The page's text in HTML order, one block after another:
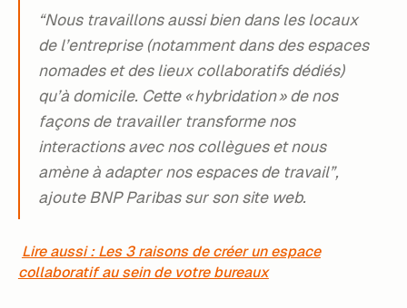
“Nous travaillons aussi bien dans les locaux
de l’entreprise (notamment dans des espaces
nomades et des lieux collaboratifs dédiés)
qu’à domicile. Cette « hybridation » de nos
façons de travailler transforme nos
interactions avec nos collègues et nous
amène à adapter nos espaces de travail”,
ajoute BNP Paribas sur son site web.
Lire aussi : Les 3 raisons de créer un espace
collaboratif au sein de votre bureaux